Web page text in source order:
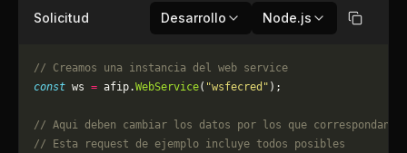
Solicitud Desarrollo Node.js Copiar
// Creamos una instancia del web service
const ws = afip.WebService( "wsfecred" );
// Aqui deben cambiar los datos por los que correspondan.
// Esta request de ejemplo incluye todos posibles